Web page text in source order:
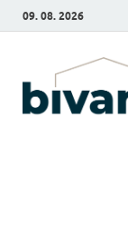
09. 08. 2026